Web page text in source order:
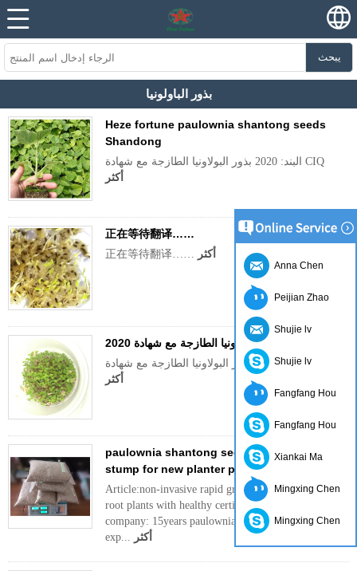
يبحث
بذور الباولونيا
Heze fortune paulownia shantong seeds
Shandong
البند: 2020 بذور البولاونيا الطازجة مع شهادة CIQ
أكثر
正在等待翻译……
正在等待翻译…… أكثر
البند: 2020 بذور البولاونيا الطازجة مع شهادة CIQ
أكثر
paulownia shantong seed,root cutting and
stump for new planter plant big tree
Article:non-invasive rapid growth hybrid paulownia
root plants with healthy certificate About the
company: 15years paulownia tree plant and export
exp... أكثر
Anna Chen
Peijian Zhao
Shujie lv
Shujie lv
Fangfang Hou
Fangfang Hou
Xiankai Ma
Mingxing Chen
Mingxing Chen